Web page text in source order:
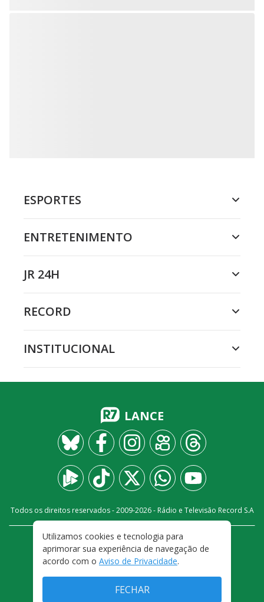
ESPORTES
ENTRETENIMENTO
JR 24H
RECORD
INSTITUCIONAL
LANCE
Todos os direitos reservados - 2009-2026- Rádio e Televisão Record S.A
FALE CONOSCO
PRIVACIDADE
TERMOS E CONDIÇÕES DE USO
Utilizamos cookies e tecnologia para
aprimorar sua experiência de navegação de
acordo com o Aviso de Privacidade.
FECHAR